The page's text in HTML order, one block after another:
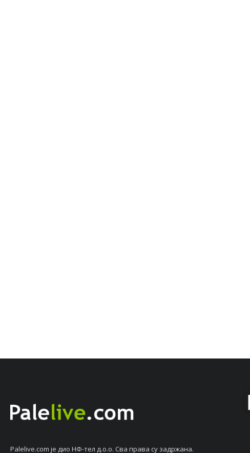
Palelive.com јe дио НФ-тeл д.о.о. Сва права су задржана.